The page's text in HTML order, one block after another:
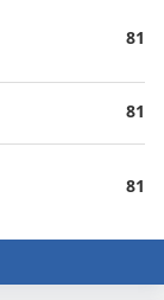
81
81
81